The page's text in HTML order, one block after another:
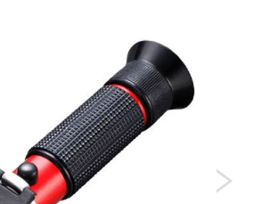
ゴリから探す